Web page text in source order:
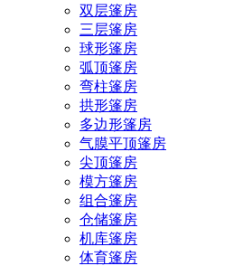
双层篷房
三层篷房
球形篷房
弧顶篷房
弯柱篷房
拱形篷房
多边形篷房
气膜平顶篷房
尖顶篷房
模方篷房
组合篷房
仓储篷房
机库篷房
体育篷房